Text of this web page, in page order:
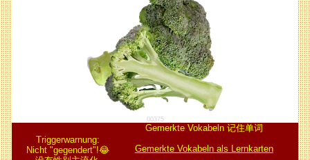
00375
Triggerwarnung:
Nicht "gegendert"!😂
Gemerkte Vokabeln 记住单词
Gemerkte Vokabeln als Lernkarten